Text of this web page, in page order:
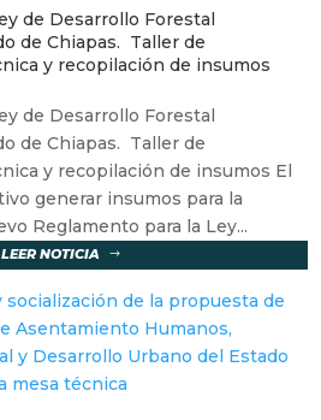
de Desarrollo Forestal
de Chiapas. Taller de
y recopilación de insumos
de Desarrollo Forestal
de Chiapas. Taller de
y recopilación de insumos El
generar insumos para la
Reglamento para la Ley...
LEER NOTICIA